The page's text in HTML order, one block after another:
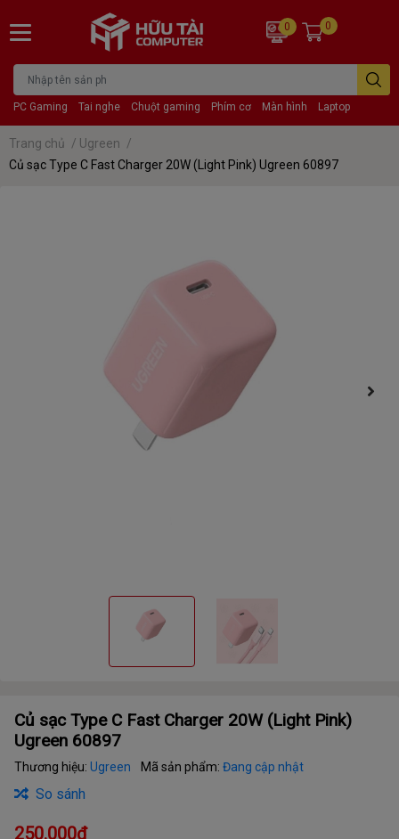
PC Gaming Tai nghe Chuột gaming Phím cơ Màn hình Laptop
0 0
Trang chủ / Ugreen /
Củ sạc Type C Fast Charger 20W (Light Pink) Ugreen 60897
Củ sạc Type C Fast Charger 20W (Light Pink)
Ugreen 60897
Thương hiệu: Ugreen Mã sản phẩm: Đang cập nhật
So sánh
250.000₫